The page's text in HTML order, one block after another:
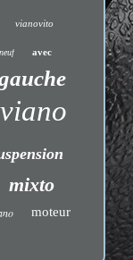
vianovito
neuf avec
viano
mixto
moteur